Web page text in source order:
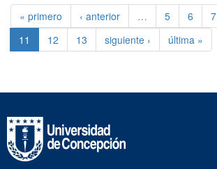
« primero ‹ anterior … 5 6 7
11
12 13 siguiente › última »